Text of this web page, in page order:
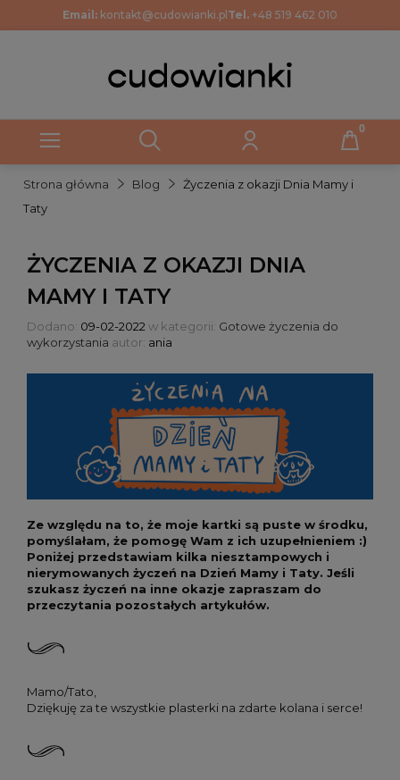
Email: kontakt@cudowianki.pl Tel. +48 519 462 010
Strona główna Blog
Życzenia z okazji Dnia Mamy i
Taty
ŻYCZENIA Z OKAZJI DNIA
MAMY I TATY
Dodano: 09-02-2022 w kategorii: Gotowe życzenia do
wykorzystania autor: ania
Ze względu na to, że moje kartki są puste w środku,
pomyślałam, że pomogę Wam z ich uzupełnieniem :)
Poniżej przedstawiam kilka niesztampowych i
nierymowanych życzeń na Dzień Mamy i Taty. Jeśli
szukasz życzeń na inne okazje zapraszam do
przeczytania pozostałych artykułów.
Mamo/Tato,
Dziękuję za te wszystkie plasterki na zdarte kolana i serce!